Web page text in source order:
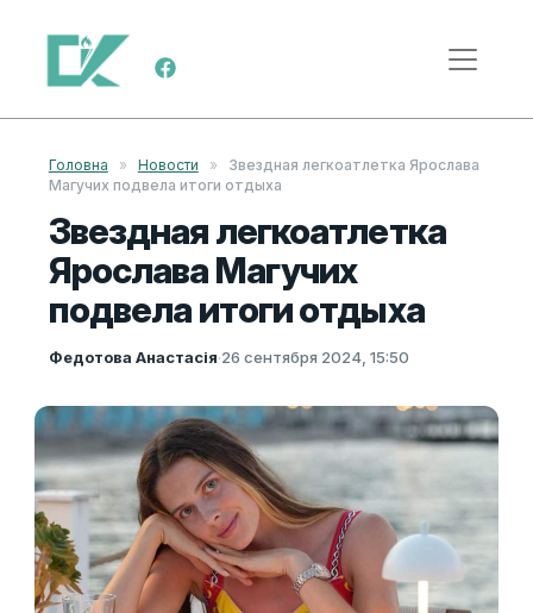
Перейти к содержимому
Меню навигации
Головна » Новости »
Звездная легкоатлетка Ярослава
Магучих подвела итоги отдыха
Звездная легкоатлетка
Ярослава Магучих
подвела итоги отдыха
Федотова Анастасія·26 сентября 2024, 15:50